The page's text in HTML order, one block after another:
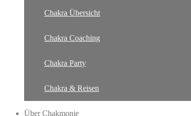
Chakra Übersicht
Chakra Coaching
Chakra Party
Chakra & Reisen
Über Chakmonie